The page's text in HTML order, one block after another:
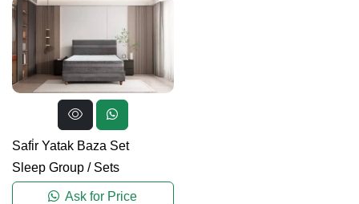
Safi̇r Yatak Baza Set
Sleep Group / Sets
Ask for Price